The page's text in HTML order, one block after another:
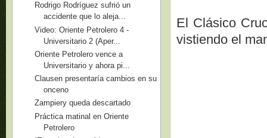
El Clásico
vistiendo el
Rodrigo Rodríguez sufrió un
accidente que lo aleja...
Video: Oriente Petrolero 4 -
Universitario 2 (Aper...
Oriente Petrolero vence a
Universitario y ahora pi...
Clausen presentaría cambios en su
onceno
Zampiery queda descartado
Práctica matinal en Oriente
Petrolero